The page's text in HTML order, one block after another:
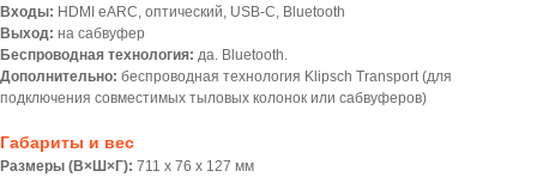
Входы: HDMI eARC, оптический, USB-C, Bluetooth
Выход: на сабвуфер
Беспроводная технология: да. Bluetooth.
Дополнительно: беспроводная технология Klipsch Transport (для
подключения совместимых тыловых колонок или сабвуферов)
Габариты и вес
Размеры (В×Ш×Г): 711 х 76 х 127 мм